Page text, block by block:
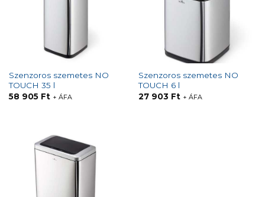
Szenzoros szemetes NO
TOUCH 35 l
58 905 Ft + ÁFA
Szenzoros szemetes NO
TOUCH 6 l
27 903 Ft + ÁFA